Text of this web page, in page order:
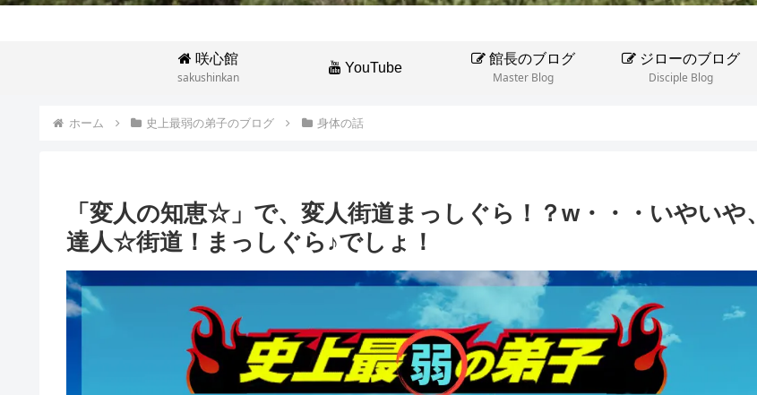
咲心館
sakushinkan
YouTube
館長のブログ
Master Blog
ジローのブログ
Disciple Blog
ホーム 史上最弱の弟子のブログ 身体の話
「変人の知恵☆」で、変人街道まっしぐら！？w・・・いやいや、
達人☆街道！まっしぐら♪でしょ！